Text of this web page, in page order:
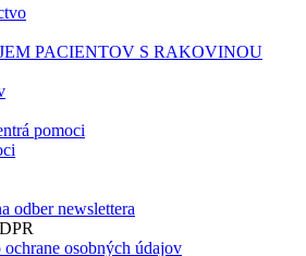
PACIENTOV S RAKOVINOU
pomoci
odber newslettera
osobných údajov